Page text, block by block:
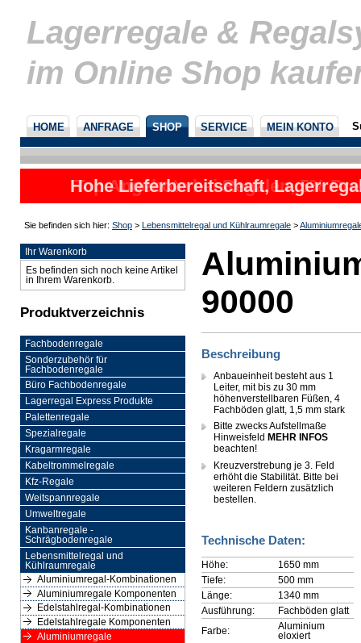
Lagerregale &
im Online Shop
HOME ANFRAGE SHOP SERVICE MEIN KONTO
Hohe Lieferbereitschaft,
nicht
Sie befinden sich hier: Shop > Lebensmittelregal und Kühlraumregale >
Ihr Warenkorb
Es befinden sich noch keine Artikel
in Ihrem Warenkorb.
Produktverzeichnis
Fachbodenregale
Sonderzubehör für
Fachbodenregale
Büro Fachbodenregale
Lagerregal Express Produkte
Palettenregale
Spezialregale
Kragarmregale
Kabeltrommelregale
Kfz-Regale
Weitspannregale
Umweltregale
Kanbanregale -
Schrägbodenregale
Lebensmittelregal und
Kühlraumregale
Aluminiumregal-Kombinationen
Aluminiumregale Komponenten
Edelstahlregal-Kombinationen
Edelstahlregale Komponenten
Aluminiumregale
90000
Beschreibung
Anbaueinheit besteht aus 1
Leiter, mit bis zu 30 mm
höhenverstellbaren Füßen, 4
Fachböden glatt, 1,5 mm stark
Bitte zwecks Aufstellmaße
Hinweisfeld MEHR INFOS
beachten!
Kreuzverstrebung je 3. Feld
erhöht die Stabilität. Bitte bei
weiteren Feldern zusätzlich
bestellen.
Technische Daten:
Höhe:
1650 mm
Tiefe:
500 mm
Länge:
1340 mm
Ausführung:
Fachböden glatt
Farbe:
Aluminium
eloxiert